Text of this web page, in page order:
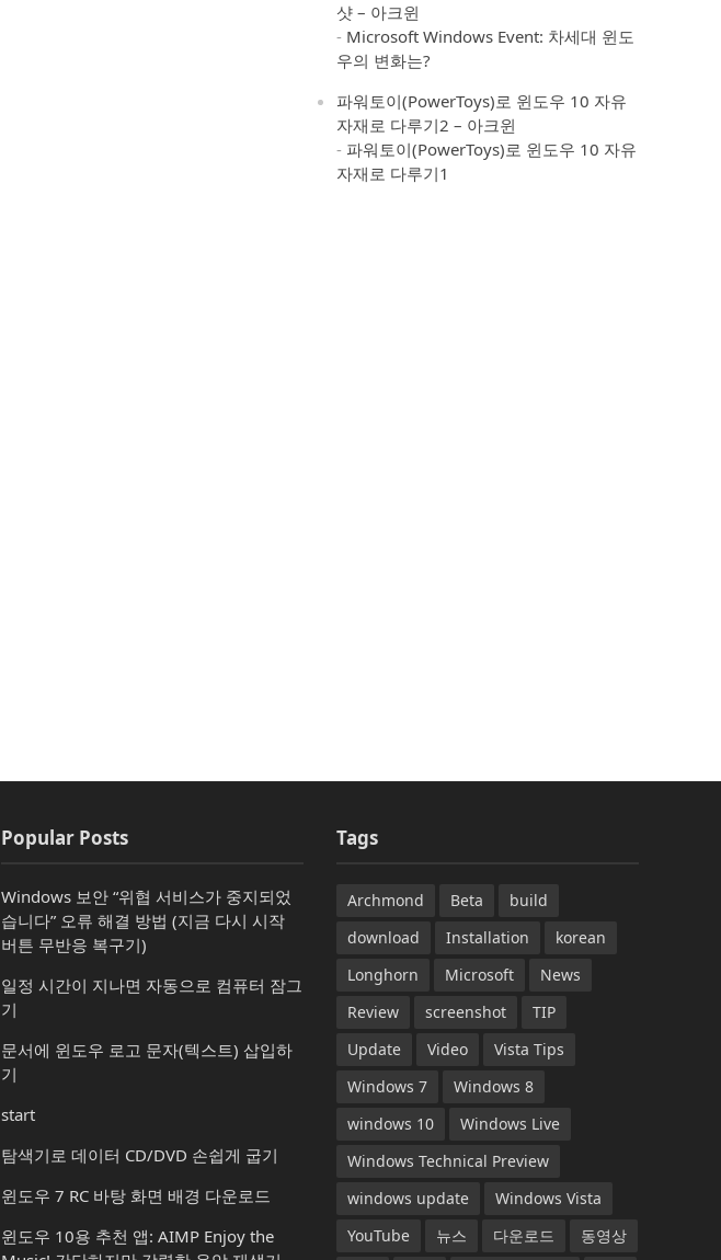
샷 – 아크윈
- Microsoft Windows Event: 차세대 윈도
우의 변화는?
파워토이(PowerToys)로 윈도우 10 자유
자재로 다루기2 – 아크윈
- 파워토이(PowerToys)로 윈도우 10 자유
자재로 다루기1
Popular Posts
Windows 보안 “위협 서비스가 중지되었
습니다” 오류 해결 방법 (지금 다시 시작
버튼 무반응 복구기)
일정 시간이 지나면 자동으로 컴퓨터 잠그
기
문서에 윈도우 로고 문자(텍스트) 삽입하
기
start
탐색기로 데이터 CD/DVD 손쉽게 굽기
윈도우 7 RC 바탕 화면 배경 다운로드
윈도우 10용 추천 앱: AIMP Enjoy the
Tags
Archmond Beta
build
download
Installation
korean
Longhorn
Microsoft
News
Review
screenshot
TIP
Update
Video
Vista Tips
Windows 7
Windows 8
windows 10
Windows Live
Windows Technical Preview
windows update
Windows Vista
YouTube
뉴스 다운로드 동영상